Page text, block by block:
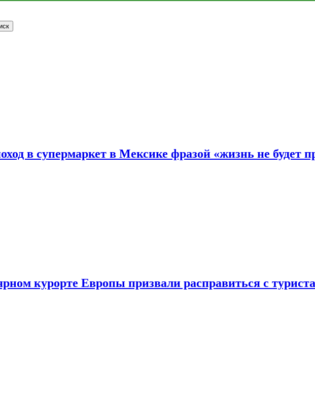
в супермаркет в Мексике фразой «жизнь не будет
курорте Европы призвали расправиться с